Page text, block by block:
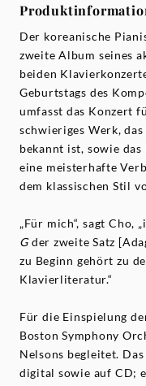
Der koreanische
zweite Album seines
beiden
Geburtstags des
umfasst das Konzert
schwieriges Werk,
bekannt ist, sowie
eine meisterhafte
dem klassischen Stil
„Für mich“, sagt Cho,
Gder zweite Satz
zu Beginn gehört zu
Klavierliteratur.“
Für die Einspielung
Boston Symphony
Nelsons begleitet.
digital sowie auf CD;